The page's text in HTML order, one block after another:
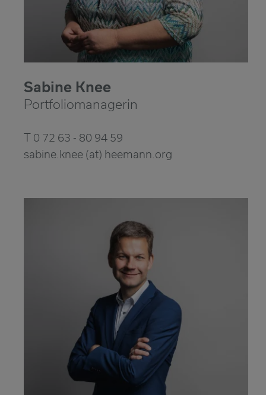
Sabine Knee
Portfoliomanagerin
T 0 72 63 - 80 94 59
sabine.knee (at) heemann.org